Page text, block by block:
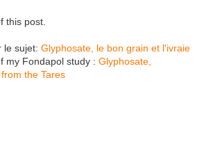
this post.
le sujet: Glyphosate, le bon grain et l'ivraie
my Fondapol study : Glyphosate,
the Tares